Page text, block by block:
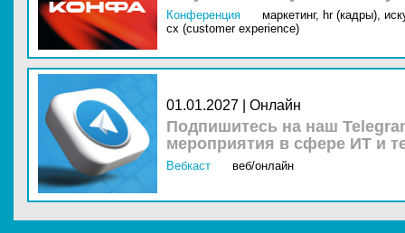
Конференция маркетинг, hr (кадры),
cx (customer experience)
01.01.2027 | Онлайн
Подпишитесь на наш
мероприятия в сфере ИТ и
Вебкаст веб/онлайн